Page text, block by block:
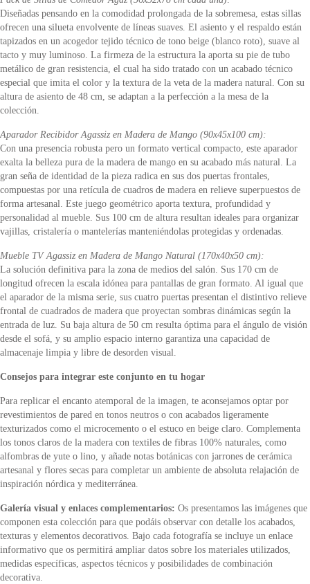
Diseñadas pensando en la comodidad prolongada de la sobremesa, estas sillas
ofrecen una silueta envolvente de líneas suaves. El asiento y el respaldo están
tapizados en un acogedor tejido técnico de tono beige (blanco roto), suave al
tacto y muy luminoso. La firmeza de la estructura la aporta su pie de tubo
metálico de gran resistencia, el cual ha sido tratado con un acabado técnico
especial que imita el color y la textura de la veta de la madera natural. Con su
altura de asiento de 48 cm, se adaptan a la perfección a la mesa de la
colección.
Aparador Recibidor Agassiz en Madera de Mango (90x45x100 cm):
Con una presencia robusta pero un formato vertical compacto, este aparador
exalta la belleza pura de la madera de mango en su acabado más natural. La
gran seña de identidad de la pieza radica en sus dos puertas frontales,
compuestas por una retícula de cuadros de madera en relieve superpuestos de
forma artesanal. Este juego geométrico aporta textura, profundidad y
personalidad al mueble. Sus 100 cm de altura resultan ideales para organizar
vajillas, cristalería o mantelerías manteniéndolas protegidas y ordenadas.
Mueble TV Agassiz en Madera de Mango Natural (170x40x50 cm):
La solución definitiva para la zona de medios del salón. Sus 170 cm de
longitud ofrecen la escala idónea para pantallas de gran formato. Al igual que
el aparador de la misma serie, sus cuatro puertas presentan el distintivo relieve
frontal de cuadrados de madera que proyectan sombras dinámicas según la
entrada de luz. Su baja altura de 50 cm resulta óptima para el ángulo de visión
desde el sofá, y su amplio espacio interno garantiza una capacidad de
almacenaje limpia y libre de desorden visual.
Consejos para integrar este conjunto en tu hogar
Para replicar el encanto atemporal de la imagen, te aconsejamos optar por
revestimientos de pared en tonos neutros o con acabados ligeramente
texturizados como el microcemento o el estuco en beige claro. Complementa
los tonos claros de la madera con textiles de fibras 100% naturales, como
alfombras de yute o lino, y añade notas botánicas con jarrones de cerámica
artesanal y flores secas para completar un ambiente de absoluta relajación de
inspiración nórdica y mediterránea.
Galería visual y enlaces complementarios: Os presentamos las imágenes que
componen esta colección para que podáis observar con detalle los acabados,
texturas y elementos decorativos. Bajo cada fotografía se incluye un enlace
informativo que os permitirá ampliar datos sobre los materiales utilizados,
medidas específicas, aspectos técnicos y posibilidades de combinación
decorativa.